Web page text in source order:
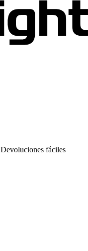
Devoluciones fáciles